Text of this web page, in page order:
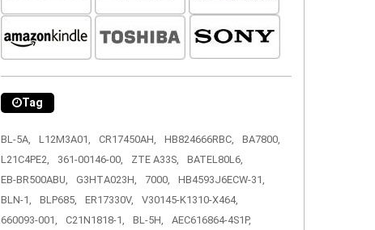
Tag
BL-5A, L12M3A01, CR17450AH, HB824666RBC,
BA7800,
L21C4PE2,
361-00146-00, ZTE A33S,
BATEL80L6,
EB-BR500ABU,
G3HTA023H, 7000,
HB4593J6ECW-31,
BLN-1,
BLP685, ER17330V,
V30145-K1310-X464,
660093-001,
C21N1818-1, BL-5H,
AEC616864-4S1P,